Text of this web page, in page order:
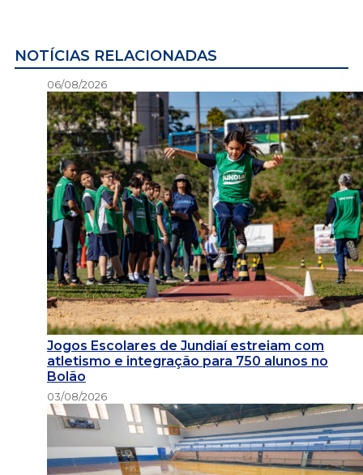
NOTÍCIAS RELACIONADAS
06/08/2026
Jogos Escolares de Jundiaí estreiam com
atletismo e integração para 750 alunos no
Bolão
03/08/2026